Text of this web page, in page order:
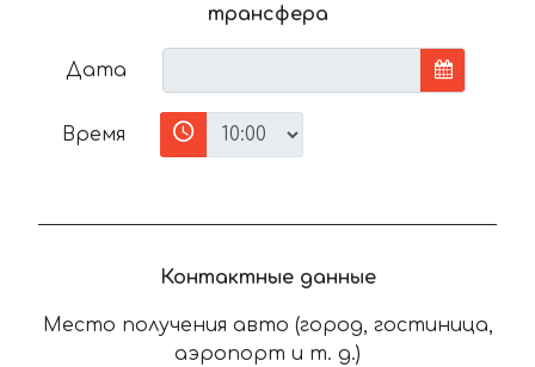
трансфера
Дата
Время
Контактные данные
Место получения авто (город, гостиница,
аэропорт и т. д.)